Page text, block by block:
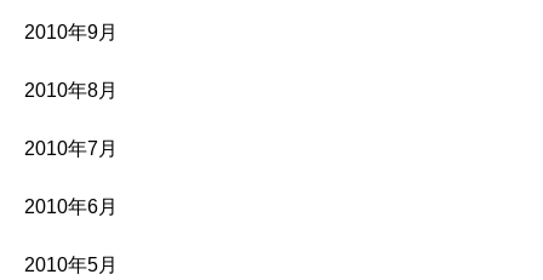
2010年9月
2010年8月
2010年7月
2010年6月
2010年5月